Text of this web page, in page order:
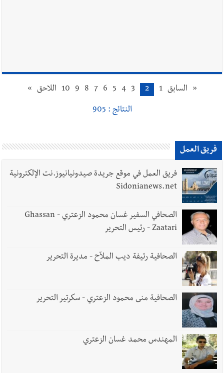
أخبار صيدا
مؤسسة مياه لبنان الجنوبي : انخفاض التغذية بالمياه
في صيدا نتيجة الانقطاع المتكرر لخط الخدمات الكهربائي
أخبار صيدا
استدراج وابتزاز واعتداء جنسي على قاصر
أخبار لبنان
بالصور : قائد الجيش اللبناني العماد رودولف هيكل شدد
Sollfrank على ضرورة تعزيز التعاون بين الجيشَين
أخبار لبنان
الموسمية
أخبار لبنان إنفجار مرفأ أم إنفجار دولة؟... كيف نحمي لبنان؟
« السابق 1
2
3
4
5
6
7
8
9
10 اللاحق »
النتائج : 905
فريق العمل
فريق العمل في موقع جريدة صيدونيانيوز.نت الإلكترونية
Sidonianews.net
الصحافي السفير غسان محمود الزعتري - Ghassan
Zaatari - رئيس التحرير
الصحافية رئيفة ديب الملاّح - مديرة التحرير
الصحافية منى محمود الزعتري - سكرتير التحرير
المهندس محمد غسان الزعتري